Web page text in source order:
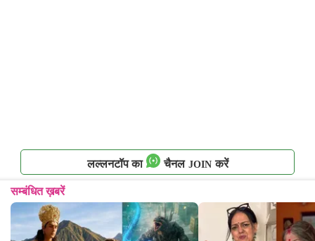
लल्लनटॉप का चैनल JOIN करें
सम्बंधित ख़बरें